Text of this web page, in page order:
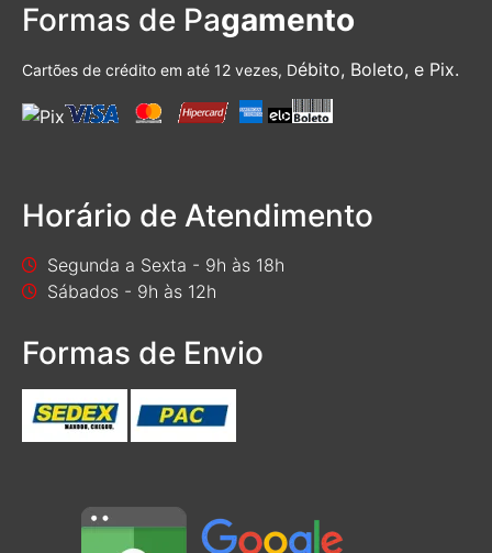
Formas de Pagamento
Cartões de crédito em até 12 vezes, Débito, Boleto, e Pix.
Horário de Atendimento
Segunda a Sexta - 9h às 18h
Sábados - 9h às 12h
Formas de Envio